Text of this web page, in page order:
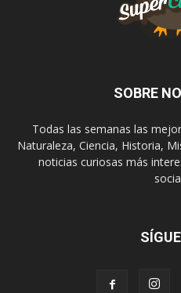
SOBRE
Todas las semanas las
Naturaleza, Ciencia, Historia,
noticias curiosas más